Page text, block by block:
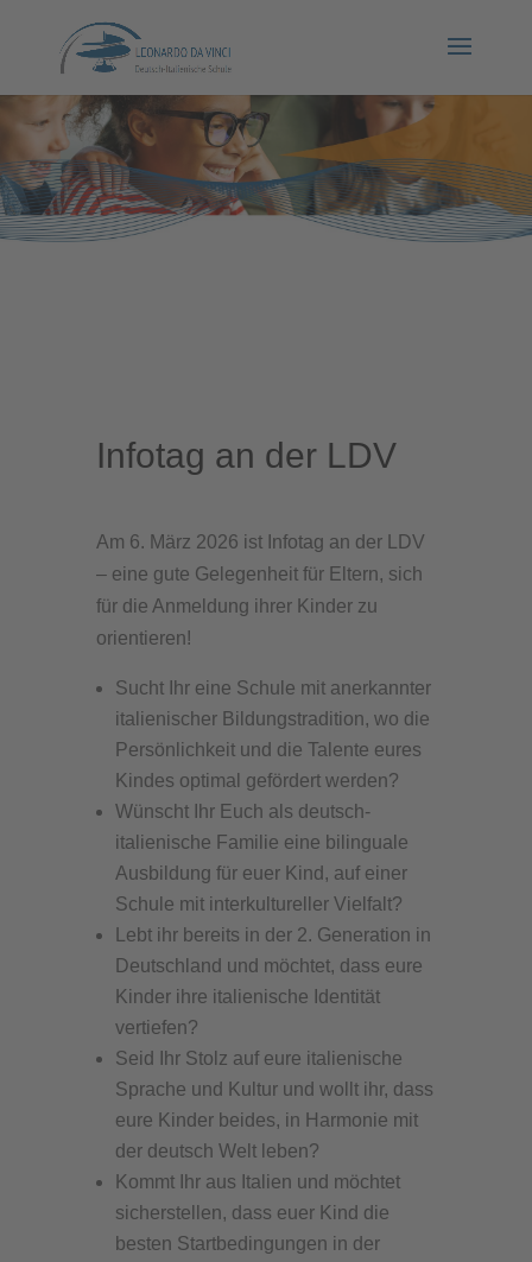
Infotag an der LDV
Am 6. März 2026 ist Infotag an der LDV
– eine gute Gelegenheit für Eltern, sich
für die Anmeldung ihrer Kinder zu
orientieren!
Sucht Ihr eine Schule mit anerkannter
italienischer Bildungstradition, wo die
Persönlichkeit und die Talente eures
Kindes optimal gefördert werden?
Wünscht Ihr Euch als deutsch-
italienische Familie eine bilinguale
Ausbildung für euer Kind, auf einer
Schule mit interkultureller Vielfalt?
Lebt ihr bereits in der 2. Generation in
Deutschland und möchtet, dass eure
Kinder ihre italienische Identität
vertiefen?
Seid Ihr Stolz auf eure italienische
Sprache und Kultur und wollt ihr, dass
eure Kinder beides, in Harmonie mit
der deutsch Welt leben?
Kommt Ihr aus Italien und möchtet
sicherstellen, dass euer Kind die
besten Startbedingungen in der